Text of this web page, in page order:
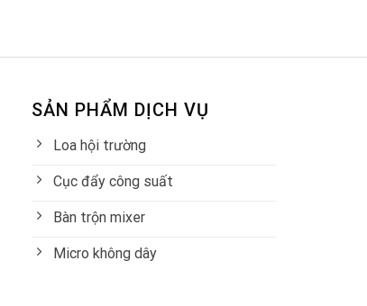
SẢN PHẨM DỊCH VỤ
Loa hội trường
Cục đẩy công suất
Bàn trộn mixer
Micro không dây